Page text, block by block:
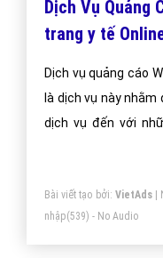
SEO Website
trang nhất
Dịch vụ SEO
nhất Google.
Website, sẽ giúp
Bài viết tạo bởi: VietAds|
nhập(571) - No Audio